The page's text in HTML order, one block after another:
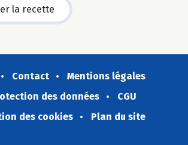
la recette
Contact
Mentions légales
des données
CGU
des cookies
Plan du site